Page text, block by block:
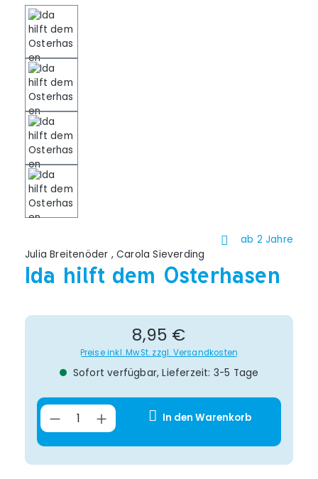
ab 2 Jahre
Julia Breitenöder ,Carola Sieverding
Ida hilft dem Osterhasen
Regulärer Preis:
8,95 €
Preise inkl. MwSt. zzgl. Versandkosten
Sofort verfügbar, Lieferzeit: 3-5 Tage
Produkt Anzahl: Gib den
In den Warenkorb